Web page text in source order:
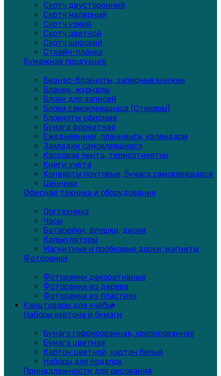
Скотч двусторонний
Скотч малярный
Скотч узкий
Скотч цветной
Скотч широкий
Стрейч-плёнка
Бумажная продукция
Бизнес-блокноты, записные книжки
Бланки, журналы
Блоки для записей
Блоки самоклеящиеся (Стикеры)
Блокноты офисные
Бумага форматная
Ежедневники, планнинги, календари
Закладки самоклеящиеся
Кассовая лента, термоэтикетки
Книги учета
Конверты почтовые, бумага самоклеящаяся
Ценники
Офисная техника и оборудование
Оргтехника
Часы
Батарейки, флешки, диски
Калькуляторы
Магнитные и пробковые доски, магниты
Фоторамки
Фоторамки декоративные
Фоторамки из дерева
Фоторамки из пластика
Канцтовары для учёбы
Наборы картона и бумаги
Бумага гофрированная, крепированная
Бумага цветная
Картон цветной, картон белый
Наборы для поделок
Принадлежности для рисования